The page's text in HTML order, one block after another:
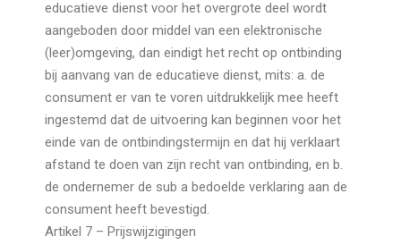
educatieve dienst voor het overgrote deel wordt
aangeboden door middel van een elektronische
(leer)omgeving, dan eindigt het recht op ontbinding
bij aanvang van de educatieve dienst, mits: a. de
consument er van te voren uitdrukkelijk mee heeft
ingestemd dat de uitvoering kan beginnen voor het
einde van de ontbindingstermijn en dat hij verklaart
afstand te doen van zijn recht van ontbinding, en b.
de ondernemer de sub a bedoelde verklaring aan de
consument heeft bevestigd.
Artikel 7 – Prijswijzigingen